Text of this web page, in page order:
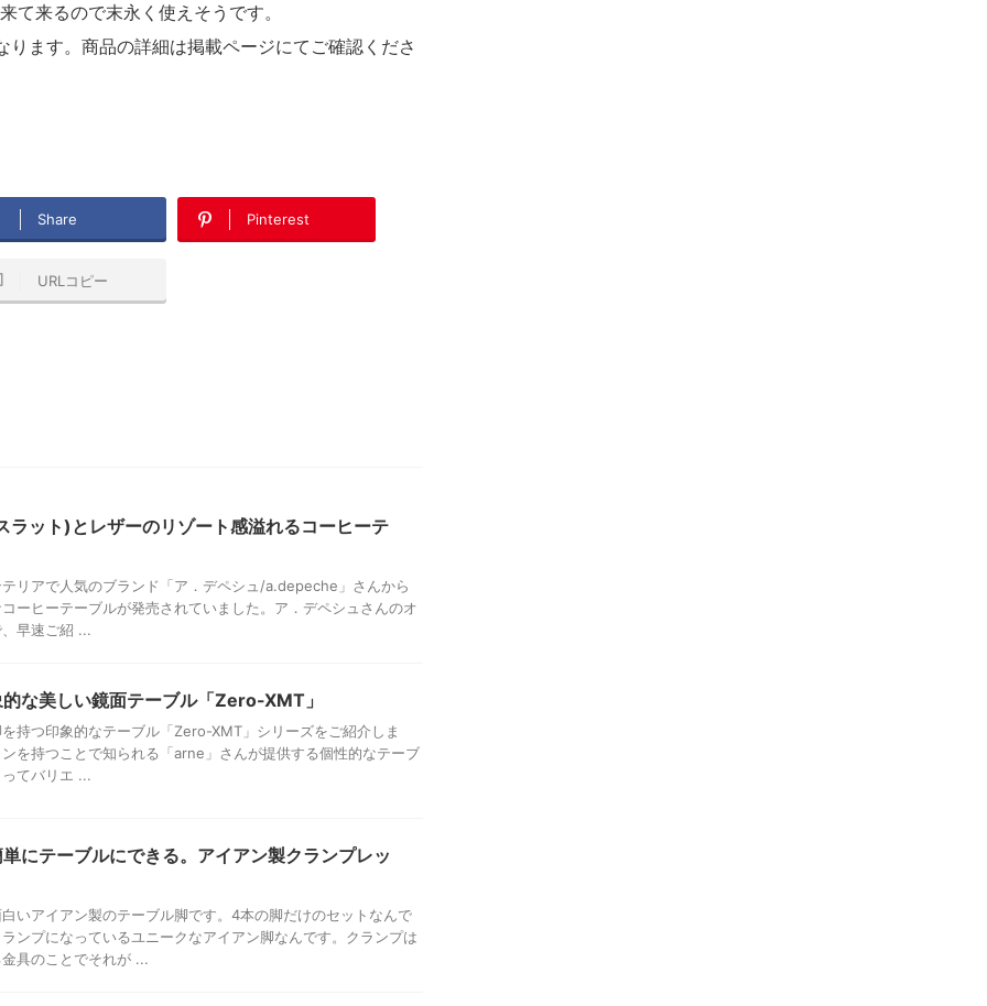
て来るので末永く使えそうです。
ます。商品の詳細は掲載ページにてご確認くださ
Share Pinterest
URLコピー
ラット)とレザーのリゾート感溢れるコーヒーテ
リアで人気のブランド「ア．デペシュ/a.depeche」さんから
ーヒーテーブルが発売されていました。ア．デペシュさんのオ
早速ご紹 ...
な美しい鏡面テーブル「Zero-XMT」
持つ印象的なテーブル「Zero-XMT」シリーズをご紹介しま
を持つことで知られる「arne」さんが提供する個性的なテーブ
てバリエ ...
にテーブルにできる。アイアン製クランプレッ
いアイアン製のテーブル脚です。4本の脚だけのセットなんで
ンプになっているユニークなアイアン脚なんです。クランプは
具のことでそれが ...